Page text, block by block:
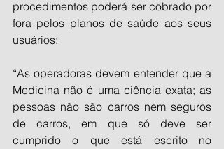
procedimentos poderá ser cobrado por
fora pelos planos de saúde aos seus
usuários:
“As operadoras devem entender que a
Medicina não é uma ciência exata; as
pessoas não são carros nem seguros
de carros, em que só deve ser
cumprido o que está escrito no